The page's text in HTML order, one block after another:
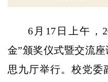
6月17日上午，
金”颁奖仪式暨交流
思九厅举行。校党委